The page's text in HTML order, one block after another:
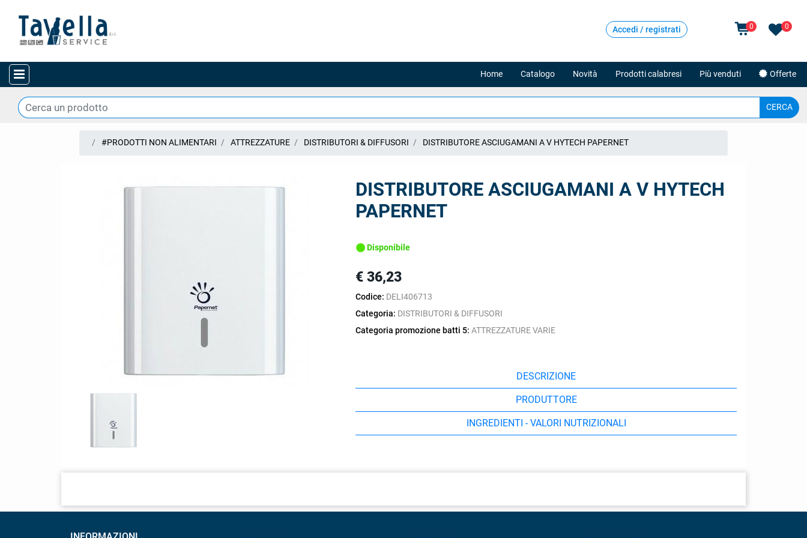
Accedi / registrati 0 0
Open menu Home Catalogo Novità Prodotti calabresi Più venduti Offerte
#PRODOTTI NON ALIMENTARI ATTREZZATURE DISTRIBUTORI & DIFFUSORI DISTRIBUTORE ASCIUGAMANI A V HYTECH PAPERNET
DISTRIBUTORE ASCIUGAMANI A V HYTECH
PAPERNET
Disponibile
€ 36,23
Codice: DELI406713
Categoria: DISTRIBUTORI & DIFFUSORI
Categoria promozione batti 5: ATTREZZATURE VARIE
DESCRIZIONE
PRODUTTORE
INGREDIENTI - VALORI NUTRIZIONALI